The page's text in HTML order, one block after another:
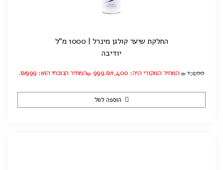
החלקת שיער קולגן מינרל | 1000 מ”ל
יודיבה
₪ 1,400 המחיר המקורי היה: ₪1,400. ₪ 999 המחיר הנוכחי הוא: ₪999.
הוספה לסל